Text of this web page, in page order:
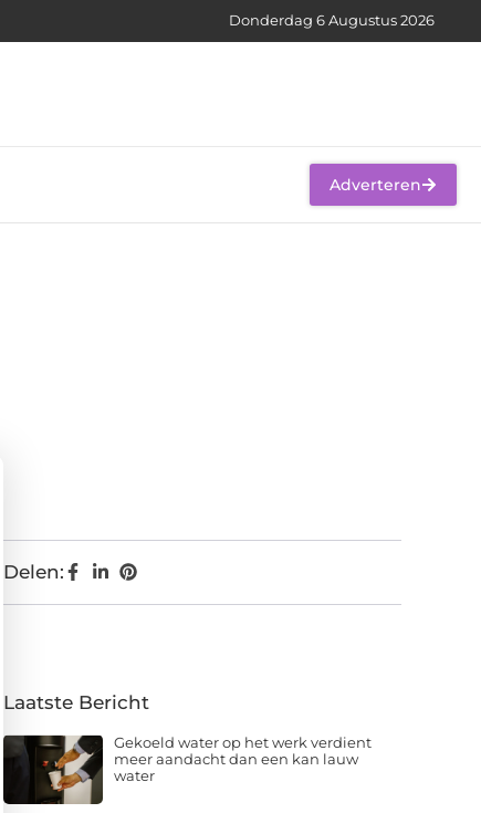
Donderdag 6 Augustus 2026
Adverteren
Delen:
Laatste Bericht
Gekoeld water op het werk verdient
meer aandacht dan een kan lauw
water